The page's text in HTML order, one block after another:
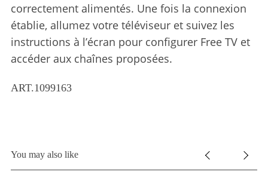
correctement alimentés. Une fois la connexion
établie, allumez votre téléviseur et suivez les
instructions à l’écran pour configurer Free TV et
accéder aux chaînes proposées.
ART.1099163
You may also like